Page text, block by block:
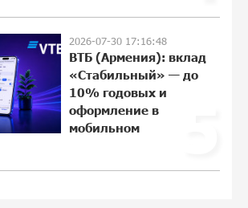
При поддержке Ucom в спортивной
школе Вайка установлена солнечная
электростанция мощностью 15 кВт
12:05:48 23-07-2026
Новые финансовые навыки на
20:51:04 22-07-2026
2026-07-30 17:16:48
ВТБ (Армения): вклад
«Стабильный» — до
10% годовых и
оформление в
мобильном